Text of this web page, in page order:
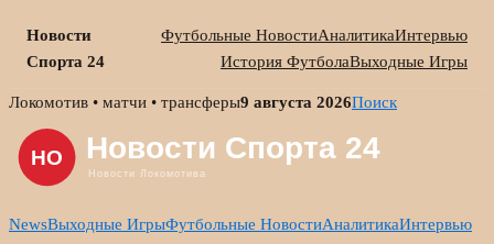
Новости
Спорта 24
Футбольные НовостиАналитикаИнтервью
История ФутболаВыходные Игры
Skip
content
Локомотив • матчи • трансферы9 августа 2026Поиск
NewsВыходные ИгрыФутбольные НовостиАналитикаИнтервью